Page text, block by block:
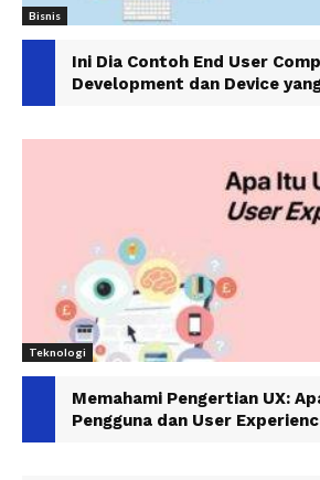
Bisnis
Ini Dia Contoh End User
Development dan Device
Teknologi
Memahami Pengertian UX:
Pengguna dan User